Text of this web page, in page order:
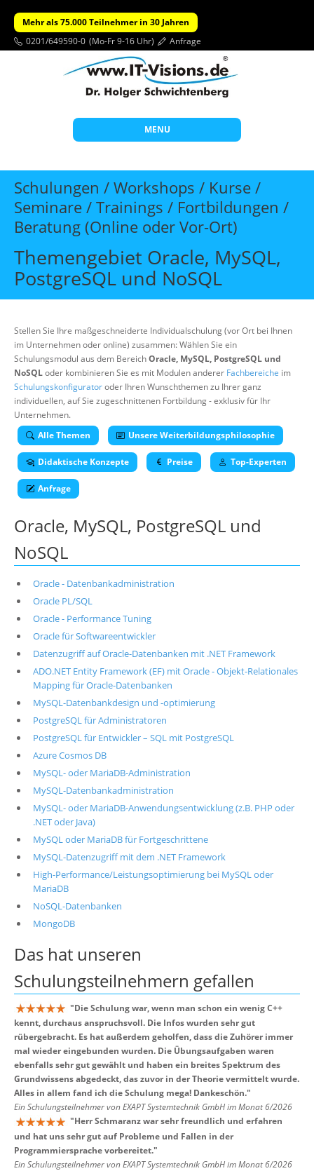
Mehr als 75.000 Teilnehmer in 30 Jahren
0201/649590-0 (Mo-Fr 9-16 Uhr) Anfrage
MENU
Start
Themen
Beratung
Individuelle Schulungen
Offene Seminare
Wissen
Suche
Schulungen / Workshops / Kurse /
Seminare / Trainings / Fortbildungen /
Beratung (Online oder Vor-Ort)
Themengebiet Oracle, MySQL,
PostgreSQL und NoSQL
Stellen Sie Ihre maßgeschneiderte Individualschulung (vor Ort bei Ihnen
im Unternehmen oder online) zusammen: Wählen Sie ein
Schulungsmodul aus dem BereichOracle, MySQL, PostgreSQL und
NoSQLoder kombinieren Sie es mit Modulen anderer Fachbereiche im
Schulungskonfiguratoroder Ihren Wunschthemen zu Ihrer ganz
individuellen, auf Sie zugeschnittenen Fortbildung - exklusiv für Ihr
Unternehmen.
Alle Themen
Unsere Weiterbildungsphilosophie
Didaktische Konzepte Preise Top-Experten
Anfrage
Oracle, MySQL, PostgreSQL und
NoSQL
Oracle - Datenbankadministration
Oracle PL/SQL
Oracle - Performance Tuning
Oracle für Softwareentwickler
Datenzugriff auf Oracle-Datenbanken mit .NET Framework
ADO.NET Entity Framework (EF) mit Oracle - Objekt-Relationales
Mapping für Oracle-Datenbanken
MySQL-Datenbankdesign und -optimierung
PostgreSQL für Administratoren
PostgreSQL für Entwickler – SQL mit PostgreSQL
Azure Cosmos DB
MySQL- oder MariaDB-Administration
MySQL-Datenbankadministration
MySQL- oder MariaDB-Anwendungsentwicklung (z.B. PHP oder
.NET oder Java)
MySQL oder MariaDB für Fortgeschrittene
MySQL-Datenzugriff mit dem .NET Framework
High-Performance/Leistungsoptimierung bei MySQL oder
MariaDB
NoSQL-Datenbanken
MongoDB
Das hat unseren
Schulungsteilnehmern gefallen
"Die Schulung war, wenn man schon ein wenig C++
kennt, durchaus anspruchsvoll. Die Infos wurden sehr gut
rübergebracht. Es hat außerdem geholfen, dass die Zuhörer immer
mal wieder eingebunden wurden. Die Übungsaufgaben waren
ebenfalls sehr gut gewählt und haben ein breites Spektrum des
Grundwissens abgedeckt, das zuvor in der Theorie vermittelt wurde.
Alles in allem fand ich die Schulung mega! Dankeschön."
Ein Schulungsteilnehmer von EXAPT Systemtechnik GmbH im Monat 6/2026
"Herr Schmaranz war sehr freundlich und erfahren
und hat uns sehr gut auf Probleme und Fallen in der
Programmiersprache vorbereitet."
Ein Schulungsteilnehmer von EXAPT Systemtechnik GmbH im Monat 6/2026